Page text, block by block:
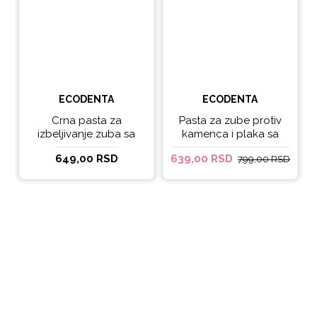
ECODENTA
Crna pasta za
izbeljivanje zuba sa
ukusom narandže
Ecodenta 100 ml
649,00 RSD
ECODENTA
Pasta za zube protiv
kamenca i plaka sa
kokosovim uljem
Ecodenta ORGANIC
639,00 RSD 799,00 RSD